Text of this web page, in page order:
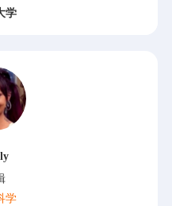
学
学